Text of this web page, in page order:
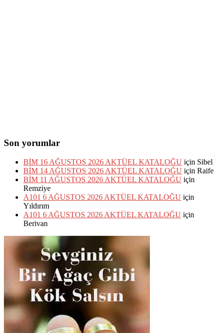
Son yorumlar
BİM 16 AĞUSTOS 2026 AKTÜEL KATALOĞU için Sibel
BİM 14 AĞUSTOS 2026 AKTÜEL KATALOĞU için Raife
BİM 11 AĞUSTOS 2026 AKTÜEL KATALOĞU için
Remziye
A101 6 AĞUSTOS 2026 AKTÜEL KATALOĞU için
Yıldırım
A101 6 AĞUSTOS 2026 AKTÜEL KATALOĞU için
Berivan